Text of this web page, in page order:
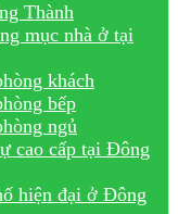
Thành
mục nhà ở tại
khách
bếp
ngủ
cao cấp tại Đông
hiện đại ở Đông